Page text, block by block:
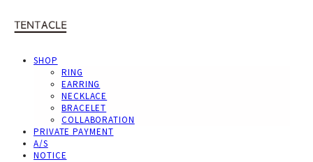
SHOP
RING
EARRING
NECKLACE
BRACELET
COLLABORATION
PRIVATE PAYMENT
A/S
NOTICE